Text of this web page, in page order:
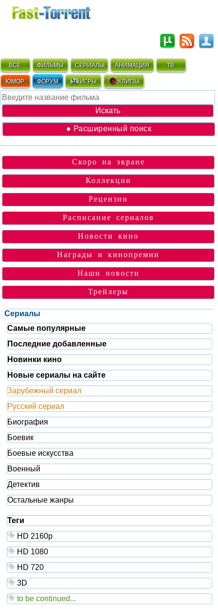
ВСЁ ФИЛЬМЫ СЕРИАЛЫ АНИМАЦИЯ ТВ
ЮМОР ФОРУМ ИГРЫ КЛИПЫ
● Расширенный поиск
Скоро на экране
Коллекции
Рецензии
Расписание сериалов
Новости кино
Награды и кинопремии
Наши новости
Трейлеры
Сериалы
Самые популярные
Последние добавленные
Новинки кино
Новые сериалы на сайте
Зарубежный сериал
Русский сериал
Биография
Боевик
Боевые искусства
Военный
Детектив
Остальные жанры
Теги
HD 2160р
HD 1080
HD 720
3D
to be continued...